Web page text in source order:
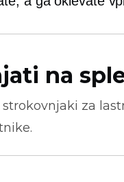
na
strokovnjaki za